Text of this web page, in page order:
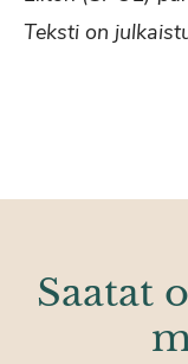
Teksti on
Saatat